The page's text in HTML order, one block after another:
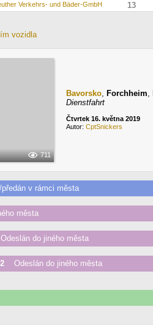
Verkehrs- und Bäder-GmbH 13
vozidla
711
Bavorsko, Forchheim,
Dienstfahrt
Čtvrtek 16. května 2019
Autor: CptSnickers
v rámci města
města
do jiného města
Odeslán do jiného města